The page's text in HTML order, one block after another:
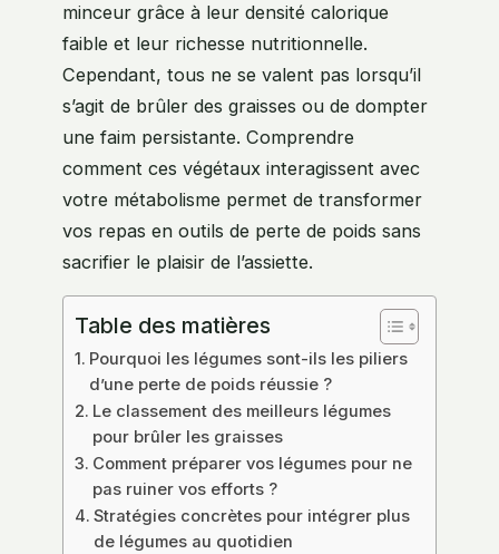
minceur grâce à leur densité calorique
faible et leur richesse nutritionnelle.
Cependant, tous ne se valent pas lorsqu’il
s’agit de brûler des graisses ou de dompter
une faim persistante. Comprendre
comment ces végétaux interagissent avec
votre métabolisme permet de transformer
vos repas en outils de perte de poids sans
sacrifier le plaisir de l’assiette.
Table des matières
Pourquoi les légumes sont-ils les piliers
d’une perte de poids réussie ?
Le classement des meilleurs légumes
pour brûler les graisses
Comment préparer vos légumes pour ne
pas ruiner vos efforts ?
Stratégies concrètes pour intégrer plus
de légumes au quotidien